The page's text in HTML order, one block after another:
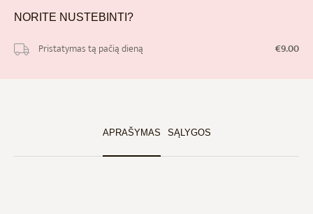
NORITE NUSTEBINTI?
Pristatymas tą pačią dieną €9.00
APRAŠYMAS SĄLYGOS